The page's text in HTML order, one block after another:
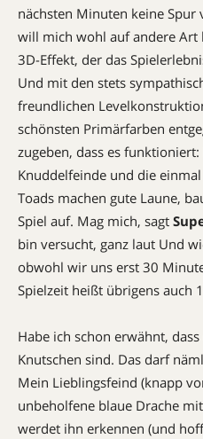
nächsten Minuten keine
will mich wohl auf andere
3D-Effekt, der das
Und mit den stets
freundlichen
schönsten Primärfarben
zugeben, dass es
Knuddelfeinde und die
Toads machen gute Laune,
Spiel auf. Mag mich, sagt
bin versucht, ganz laut Und
obwohl wir uns erst 30
Spielzeit heißt übrigens auch
Habe ich schon erwähnt,
Knutschen sind. Das darf
Mein Lieblingsfeind (knapp
unbeholfene blaue Drache
werdet ihn erkennen (und